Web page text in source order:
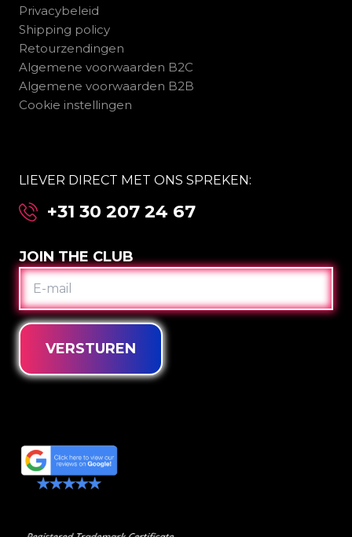
Privacybeleid
Shipping policy
Retourzendingen
Algemene voorwaarden B2C
Algemene voorwaarden B2B
Cookie instellingen
LIEVER DIRECT MET ONS SPREKEN:
+31 30 207 24 67
JOIN THE CLUB
E-
MAIL
VERSTUREN